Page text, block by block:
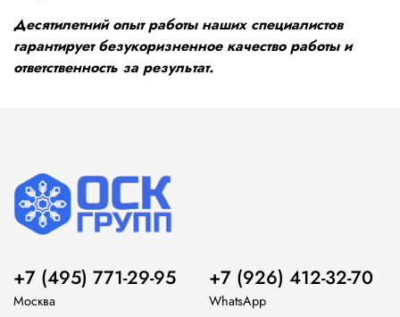
Десятилетний опыт работы наших специалистов
гарантирует безукоризненное качество работы и
ответственность за результат.
+7 (495) 771-29-95
Москва
+7 (926) 412-32-70
WhatsApp